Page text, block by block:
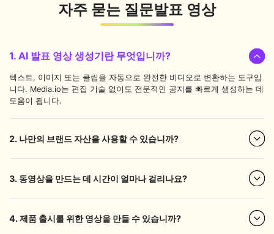
자주 묻는 질문발표 영상
1. AI 발표 영상 생성기란 무엇입니까?
텍스트, 이미지 또는 클립을 자동으로 완전한 비디오로 변환하는 도구입
니다. Media.io는 편집 기술 없이도 전문적인 공지를 빠르게 생성하는 데
도움이 됩니다.
2. 나만의 브랜드 자산을 사용할 수 있습니까?
3. 동영상을 만드는 데 시간이 얼마나 걸리나요?
4. 제품 출시를 위한 영상을 만들 수 있습니까?